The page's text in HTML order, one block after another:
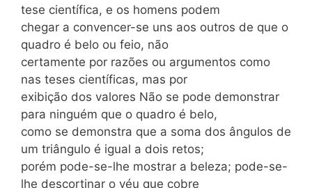
tese científica, e os homens podem
chegar a convencer-se uns aos outros de que o
quadro é belo ou feio, não
certamente por razões ou argumentos como
nas teses científicas, mas por
exibição dos valores Não se pode demonstrar
para ninguém que o quadro é belo,
como se demonstra que a soma dos ângulos de
um triângulo é igual a dois retos;
porém pode-se-lhe mostrar a beleza; pode-se-
lhe descortinar o véu que cobre